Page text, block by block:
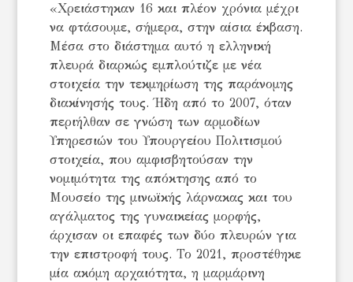
«Χρειάστηκαν 16 και πλέον χρόνια μέχρι
να φτάσουμε, σήμερα, στην αίσια έκβαση.
Μέσα στο διάστημα αυτό η ελληνική
πλευρά διαρκώς εμπλούτιζε με νέα
στοιχεία την τεκμηρίωση της παράνομης
διακίνησής τους. Ήδη από το 2007, όταν
περιήλθαν σε γνώση των αρμοδίων
Υπηρεσιών του Υπουργείου Πολιτισμού
στοιχεία, που αμφισβητούσαν την
νομιμότητα της απόκτησης από το
Μουσείο της μινωϊκής λάρνακας και του
αγάλματος της γυναικείας μορφής,
άρχισαν οι επαφές των δύο πλευρών για
την επιστροφή τους. Το 2021, προστέθηκε
μία ακόμη αρχαιότητα, η μαρμάρινη